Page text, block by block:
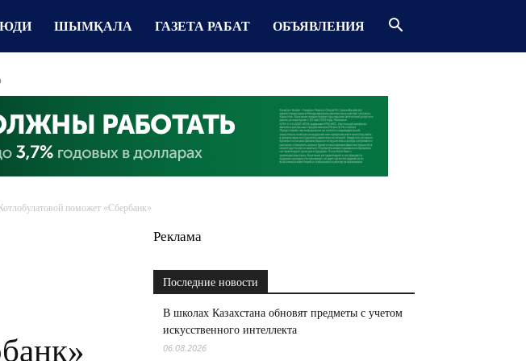
ШЫМҚАЛА ГАЗЕТА РАБАТ ОБЪЯВЛЕНИЯ
поможет «Сбербанк»
Реклама
Последние новости
В школах Казахстана обновят предметы с учетом
искусственного интеллекта
06.08.2026